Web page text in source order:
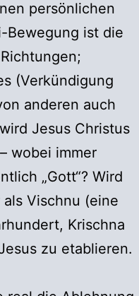
persönlichen
Bewegung ist die
(Verkündigung
anderen auch
Jesus Christus
wobei immer
„Gott“? Wird
Vischnu (eine
Krischna
zu etablieren.